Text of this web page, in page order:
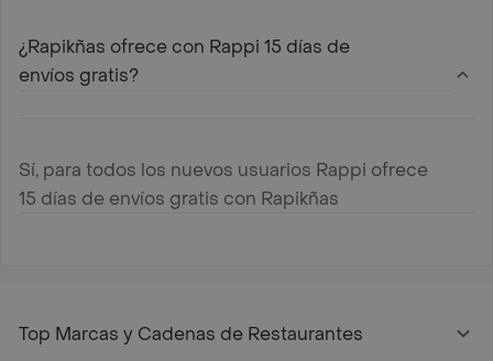
¿Rapikñas ofrece con Rappi 15 días de
envíos gratis?
Sí, para todos los nuevos usuarios Rappi ofrece
15 días de envíos gratis con Rapikñas
Top Marcas y Cadenas de Restaurantes